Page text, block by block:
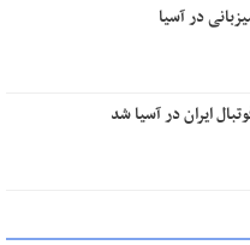
در آسیا
ایران در آسیا شد